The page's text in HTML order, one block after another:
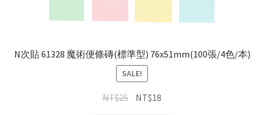
N次貼 61328 魔術便條磚(標準型) 76x51mm(100張/4色/本)
SALE!
NT$25 NT$18